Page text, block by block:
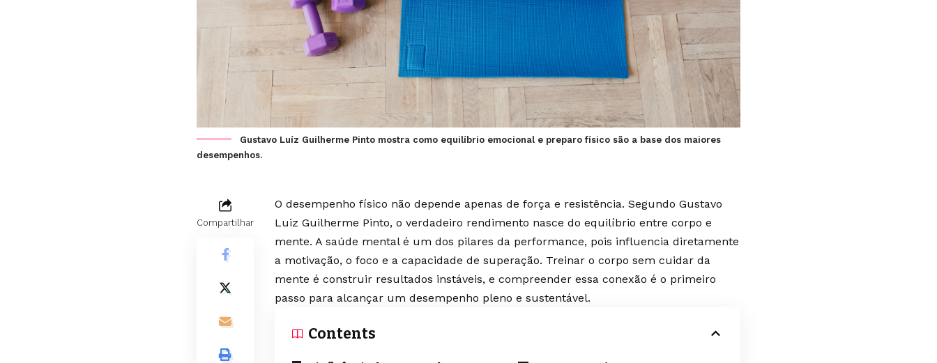
Gustavo Luíz Guilherme Pinto mostra como equilíbrio emocional e preparo físico são a base dos maiores
desempenhos.
Compartilhar
O desempenho físico não depende apenas de força e resistência. Segundo Gustavo
Luiz Guilherme Pinto, o verdadeiro rendimento nasce do equilíbrio entre corpo e
mente. A saúde mental é um dos pilares da performance, pois influencia diretamente
a motivação, o foco e a capacidade de superação. Treinar o corpo sem cuidar da
mente é construir resultados instáveis, e compreender essa conexão é o primeiro
passo para alcançar um desempenho pleno e sustentável.
Contents